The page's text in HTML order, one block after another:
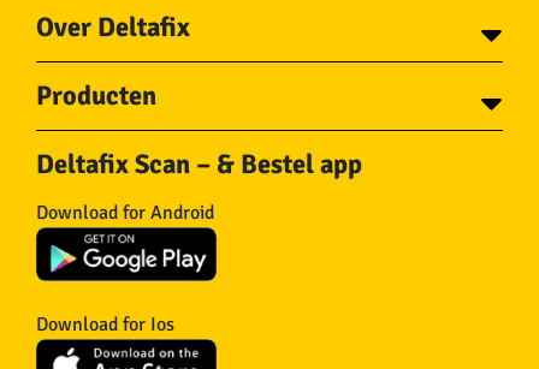
Over Deltafix
Voor gemeentes
Over Deltafix
Producten
Schroeven
Bouten
Draadnagels
Pluggen
Beslag
Haken
IJzerwaren
Ketting en Toebehoren
Deltafix Scan – & Bestel app
Download for Android
Download for Ios